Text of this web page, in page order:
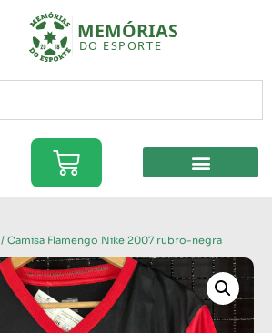
/ Camisa Flamengo Nike 2007 rubro-negra